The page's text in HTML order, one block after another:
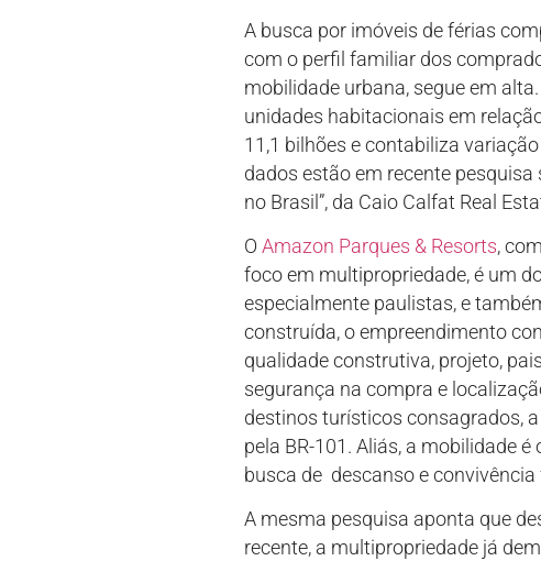
A busca por imóveis de férias
com o perfil familiar dos
mobilidade urbana, segue em
unidades habitacionais em
11,1 bilhões e contabiliza
dados estão em recente
no Brasil”, da Caio Calfat Real
O Amazon Parques & Resorts,
foco em multipropriedade, é um
especialmente paulistas, e
construída, o empreendimento
qualidade construtiva, projeto,
segurança na compra e
destinos turísticos consagrados,
pela BR-101. Aliás, a mobilidade
busca de descanso e convivência
A mesma pesquisa aponta que
recente, a multipropriedade já